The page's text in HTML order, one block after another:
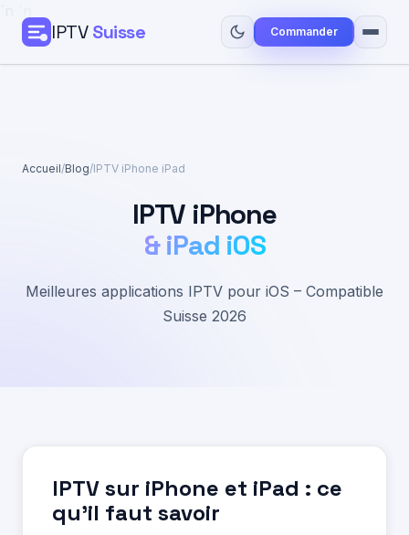
IPTVSuisse Commander
Guide Installation
Commander
Accueil/Blog/IPTV iPhone iPad
IPTV iPhone
& iPad iOS
Meilleures applications IPTV pour iOS – Compatible
Suisse 2026
IPTV sur iPhone et iPad : ce
qu'il faut savoir